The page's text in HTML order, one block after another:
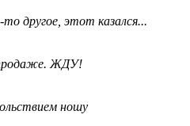
другое, этот казался...
ЖДУ!
ношу